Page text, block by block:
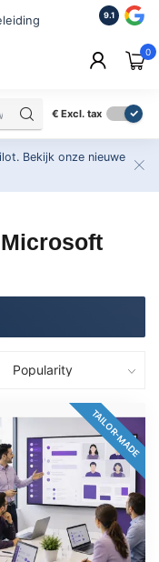
ISO
2.500+
9.1
0
€ Excl. tax
Bekijk onze nieuwe
TAILOR-MADE